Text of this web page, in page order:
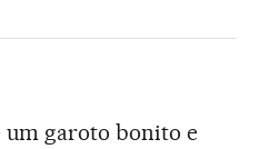
Sociales
um garoto bonito e